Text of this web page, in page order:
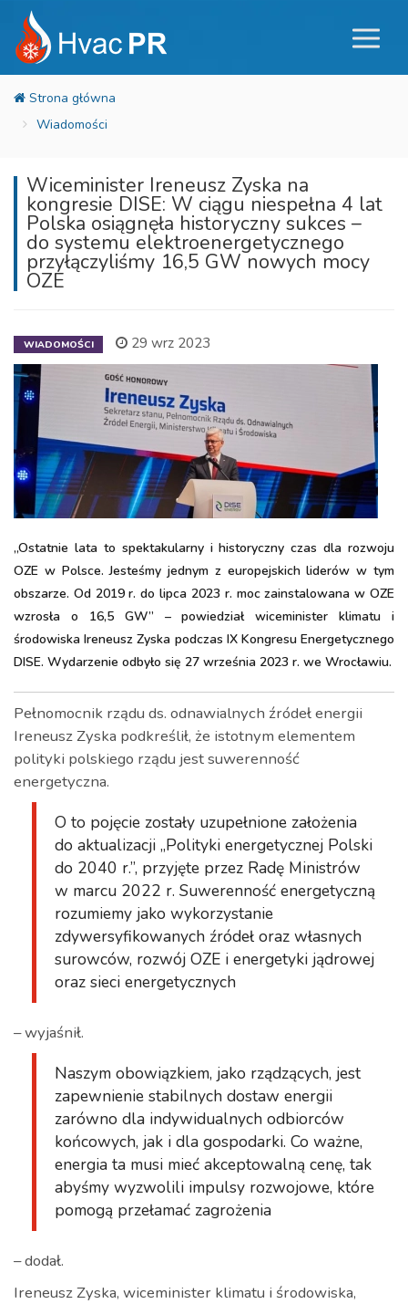
Wiadomości
Wiceminister Ireneusz Zyska na
kongresie DISE: W ciągu niespełna 4 lat
Polska osiągnęła historyczny sukces –
do systemu elektroenergetycznego
przyłączyliśmy 16,5 GW nowych mocy
OZE
WIADOMOŚCI 29 wrz 2023
„Ostatnie lata to spektakularny i historyczny czas dla rozwoju
OZE w Polsce. Jesteśmy jednym z europejskich liderów w tym
obszarze. Od 2019 r. do lipca 2023 r. moc zainstalowana w OZE
wzrosła o 16,5 GW” – powiedział wiceminister klimatu i
środowiska Ireneusz Zyska podczas IX Kongresu Energetycznego
DISE. Wydarzenie odbyło się 27 września 2023 r. we Wrocławiu.
Pełnomocnik rządu ds. odnawialnych źródeł energii
Ireneusz Zyska podkreślił, że istotnym elementem
polityki polskiego rządu jest suwerenność
energetyczna.
O to pojęcie zostały uzupełnione założenia
do aktualizacji „Polityki energetycznej Polski
do 2040 r.”, przyjęte przez Radę Ministrów
w marcu 2022 r. Suwerenność energetyczną
rozumiemy jako wykorzystanie
zdywersyfikowanych źródeł oraz własnych
surowców, rozwój OZE i energetyki jądrowej
oraz sieci energetycznych
– wyjaśnił.
Naszym obowiązkiem, jako rządzących, jest
zapewnienie stabilnych dostaw energii
zarówno dla indywidualnych odbiorców
końcowych, jak i dla gospodarki. Co ważne,
energia ta musi mieć akceptowalną cenę, tak
abyśmy wyzwolili impulsy rozwojowe, które
pomogą przełamać zagrożenia
– dodał.
Ireneusz Zyska, wiceminister klimatu i środowiska,